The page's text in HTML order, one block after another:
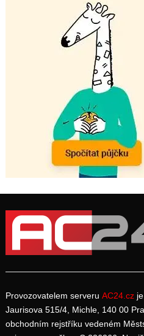
Provozovatelem serveru AC24.cz
Jaurisova 515/4, Michle, 140 00
obchodním rejstříku vedeném